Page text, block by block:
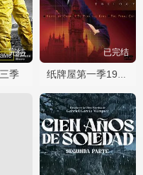
完结
季
已完结
纸牌屋第一季1990